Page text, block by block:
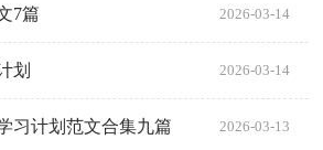
7篇 2026-03-14
划 2026-03-14
习计划范文合集九篇 2026-03-13